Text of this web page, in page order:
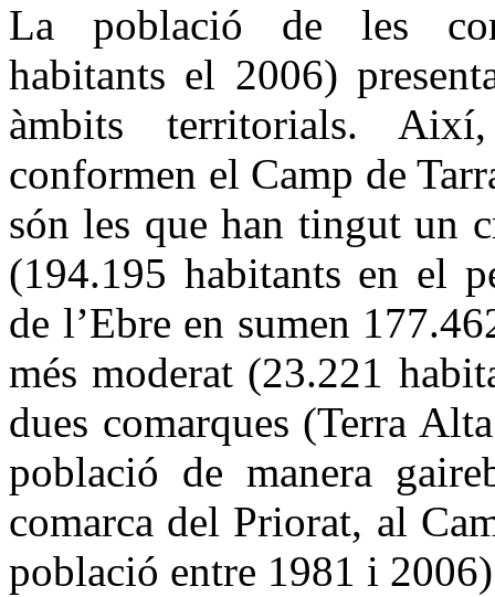
La població de les
habitants el 2006)
àmbits territorials.
conformen el Camp de
són les que han tingut un
(194.195 habitants en el
de l’Ebre en sumen
més moderat (23.221
dues comarques (Terra
població de manera
comarca del Priorat, al
població entre 1981 i